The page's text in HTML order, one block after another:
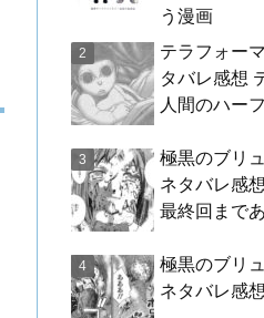
う漫画
テラフォー
タバレ感想
人間のハー
極黒のブリ
ネタバレ感
最終回まで
極黒のブリ
ネタバレ感